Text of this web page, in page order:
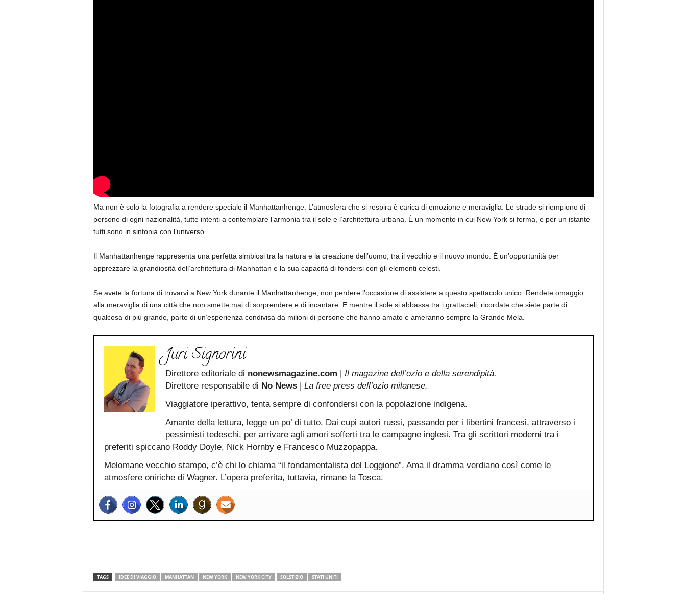
Ma non è solo la fotografia a rendere speciale il Manhattanhenge. L’atmosfera che si respira è carica di emozione e meraviglia. Le strade si riempiono di
persone di ogni nazionalità, tutte intenti a contemplare l’armonia tra il sole e l’architettura urbana. È un momento in cui New York si ferma, e per un istante
tutti sono in sintonia con l’universo.
Il Manhattanhenge rappresenta una perfetta simbiosi tra la natura e la creazione dell’uomo, tra il vecchio e il nuovo mondo. È un’opportunità per
apprezzare la grandiosità dell’architettura di Manhattan e la sua capacità di fondersi con gli elementi celesti.
Se avete la fortuna di trovarvi a New York durante il Manhattanhenge, non perdere l’occasione di assistere a questo spettacolo unico. Rendete omaggio
alla meraviglia di una città che non smette mai di sorprendere e di incantare. E mentre il sole si abbassa tra i grattacieli, ricordate che siete parte di
qualcosa di più grande, parte di un’esperienza condivisa da milioni di persone che hanno amato e ameranno sempre la Grande Mela.
Juri Signorini
Direttore editoriale di nonewsmagazine.com | Il magazine dell’ozio e della serendipità.
Direttore responsabile di No News| La free press dell’ozio milanese.
Viaggiatore iperattivo, tenta sempre di confondersi con la popolazione indigena.
Amante della lettura, legge un po’ di tutto. Dai cupi autori russi, passando per i libertini francesi, attraverso i
pessimisti tedeschi, per arrivare agli amori sofferti tra le campagne inglesi. Tra gli scrittori moderni tra i
preferiti spiccano Roddy Doyle, Nick Hornby e Francesco Muzzopappa.
Melomane vecchio stampo, c’è chi lo chiama “il fondamentalista del Loggione”. Ama il dramma verdiano così come le
atmosfere oniriche di Wagner. L’opera preferita, tuttavia, rimane la Tosca.
TAGS IDEE DI VIAGGIO MANHATTAN NEW YORK NEW YORK CITY SOLSTIZIO STATI UNITI